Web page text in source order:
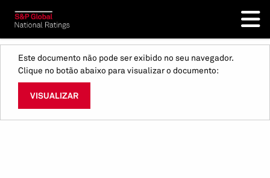
Este documento não pode ser exibido no seu navegador.
Clique no botão abaixo para visualizar o documento:
VISUALIZAR